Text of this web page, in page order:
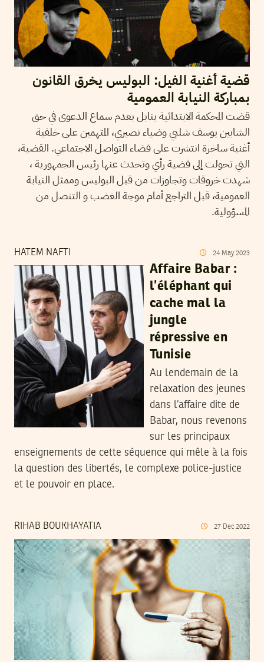
قضية أغنية الفيل: البوليس يخرق القانون
بمباركة النيابة العمومية
قضت المحكمة الابتدائية بنابل بعدم سماع الدعوى في حق
الشابين يوسف شلبي وضياء نصيري، المتهمين على خلفية
أغنية ساخرة انتشرت على فضاء التواصل الاجتماعي. القضية،
التي تحولت إلى قضية رأي وتحدث عنها رئيس الجمهورية ،
شهدت خروقات وتجاوزات من قبل البوليس وممثل النيابة
العمومية، قبل التراجع أمام موجة الغضب و التنصل من
المسؤولية.
HATEM NAFTI 24 May 2023
Affaire Babar :
l’éléphant qui
cache mal la
jungle
répressive en
Tunisie
Au lendemain de la
relaxation des jeunes
dans l’affaire dite de
Babar, nous revenons
sur les principaux
enseignements de cette séquence qui mêle à la fois
la question des libertés, le complexe police-justice
et le pouvoir en place.
RIHAB BOUKHAYATIA 27 Dec 2022